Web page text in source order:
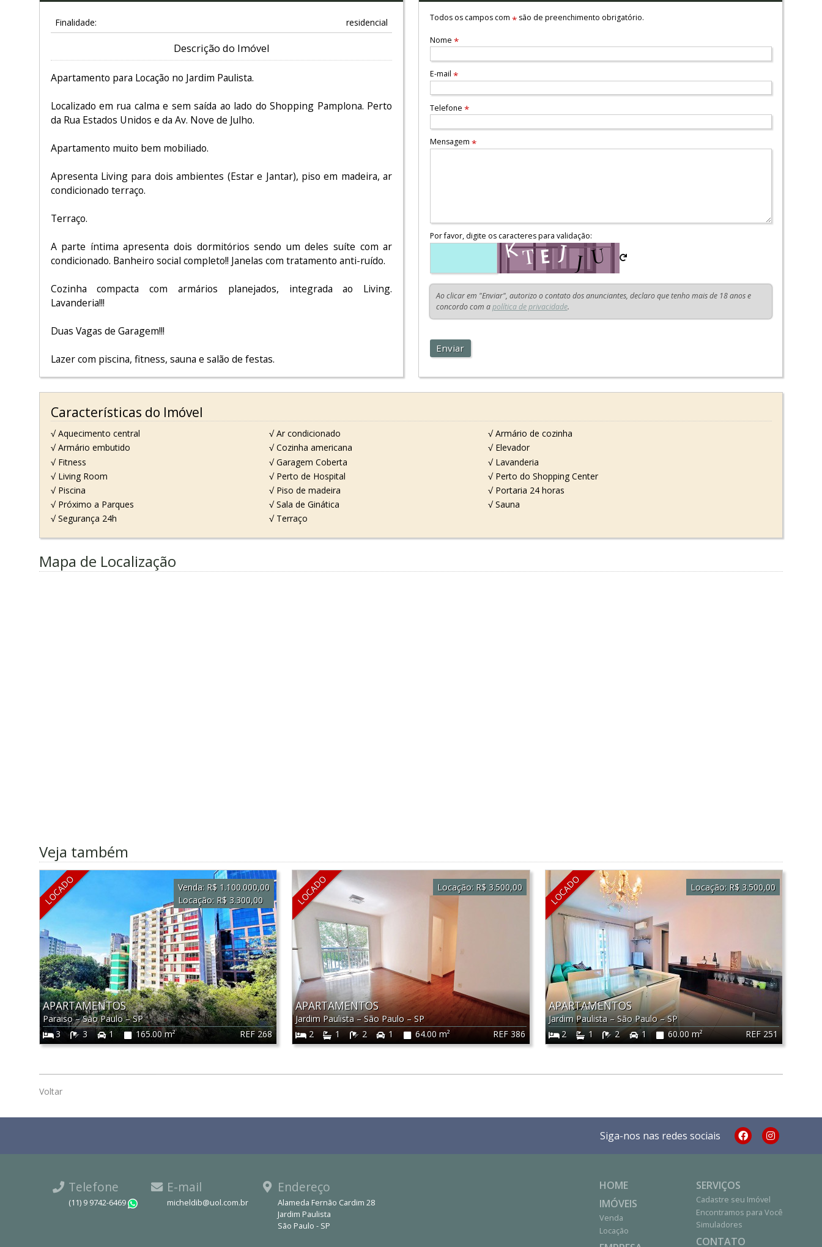
Finalidade: residencial
Descrição do Imóvel
Apartamento para Locação no Jardim Paulista.
Localizado em rua calma e sem saída ao lado do Shopping Pamplona. Perto
da Rua Estados Unidos e da Av. Nove de Julho.
Apartamento muito bem mobiliado.
Apresenta Living para dois ambientes (Estar e Jantar), piso em madeira, ar
condicionado terraço.
Terraço.
A parte íntima apresenta dois dormitórios sendo um deles suíte com ar
condicionado. Banheiro social completo!! Janelas com tratamento anti-ruído.
Cozinha compacta com armários planejados, integrada ao Living.
Lavanderia!!!
Duas Vagas de Garagem!!!
Lazer com piscina, fitness, sauna e salão de festas.
Todos os campos com *são de preenchimento obrigatório.
Nome *
E-mail *
Telefone *
Mensagem *
Por favor, digite os caracteres para validação:
Ao clicar em "Enviar", autorizo o contato dos anunciantes, declaro que tenho mais de 18 anos e
concordo com apolítica de privacidade.
Enviar
Características do Imóvel
√ Aquecimento central √ Ar condicionado
√ Armário de cozinha
√ Armário embutido
√ Cozinha americana
√ Elevador
√ Fitness
√ Garagem Coberta
√ Lavanderia
√ Living Room
√ Perto de Hospital
√ Perto do Shopping Center
√ Piscina
√ Piso de madeira
√ Portaria 24 horas
√ Próximo a Parques
√ Sala de Ginática
√ Sauna
√ Segurança 24h
√ Terraço
Mapa de Localização
Veja também
LOCADO
REF 268
APARTAMENTOS
Paraiso–São Paulo–SP
3
3 1 165.00 m²
Venda: R$ 1.100.000,00
Locação: R$ 3.300,00 LOCADO
REF 386
APARTAMENTOS
Jardim Paulista–São Paulo–SP
2
1 2 1 64.00 m²
Locação: R$ 3.500,00 LOCADO
REF 251
APARTAMENTOS
Jardim Paulista–São Paulo–SP
2
1 2 1 60.00 m²
Locação: R$ 3.500,00
Voltar
Siga-nos nas redes sociais
Telefone
(11) 9 9742-6469 WhatsApp
E-mail
micheldib@uol.com.br
Endereço
Alameda Fernão Cardim 28
Jardim Paulista
São Paulo - SP
HOME
IMÓVEIS
Venda
Locação
SERVIÇOS
Cadastre seu Imóvel
Encontramos para Você
Simuladores
CONTATO